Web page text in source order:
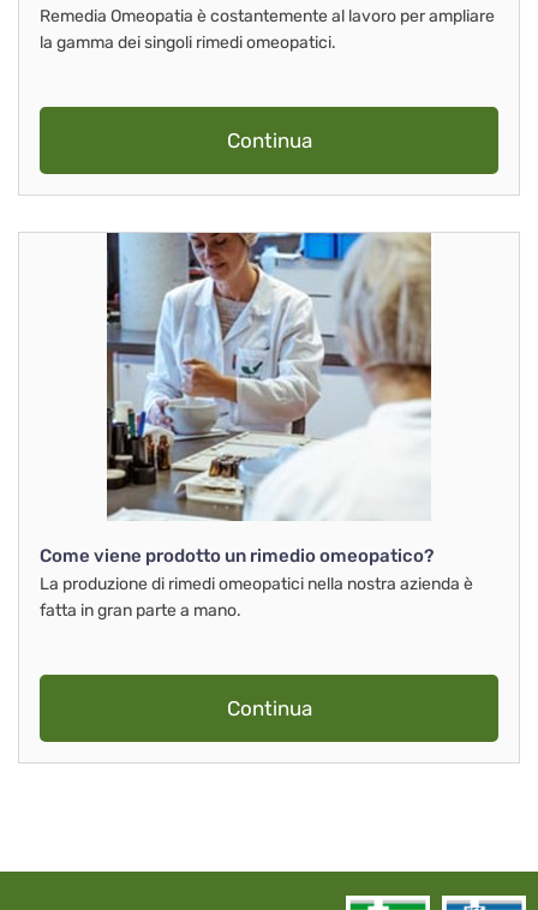
Remedia Omeopatia è costantemente al lavoro per ampliare
la gamma dei singoli rimedi omeopatici.
Continua
Come viene prodotto un rimedio omeopatico?
La produzione di rimedi omeopatici nella nostra azienda è
fatta in gran parte a mano.
Continua